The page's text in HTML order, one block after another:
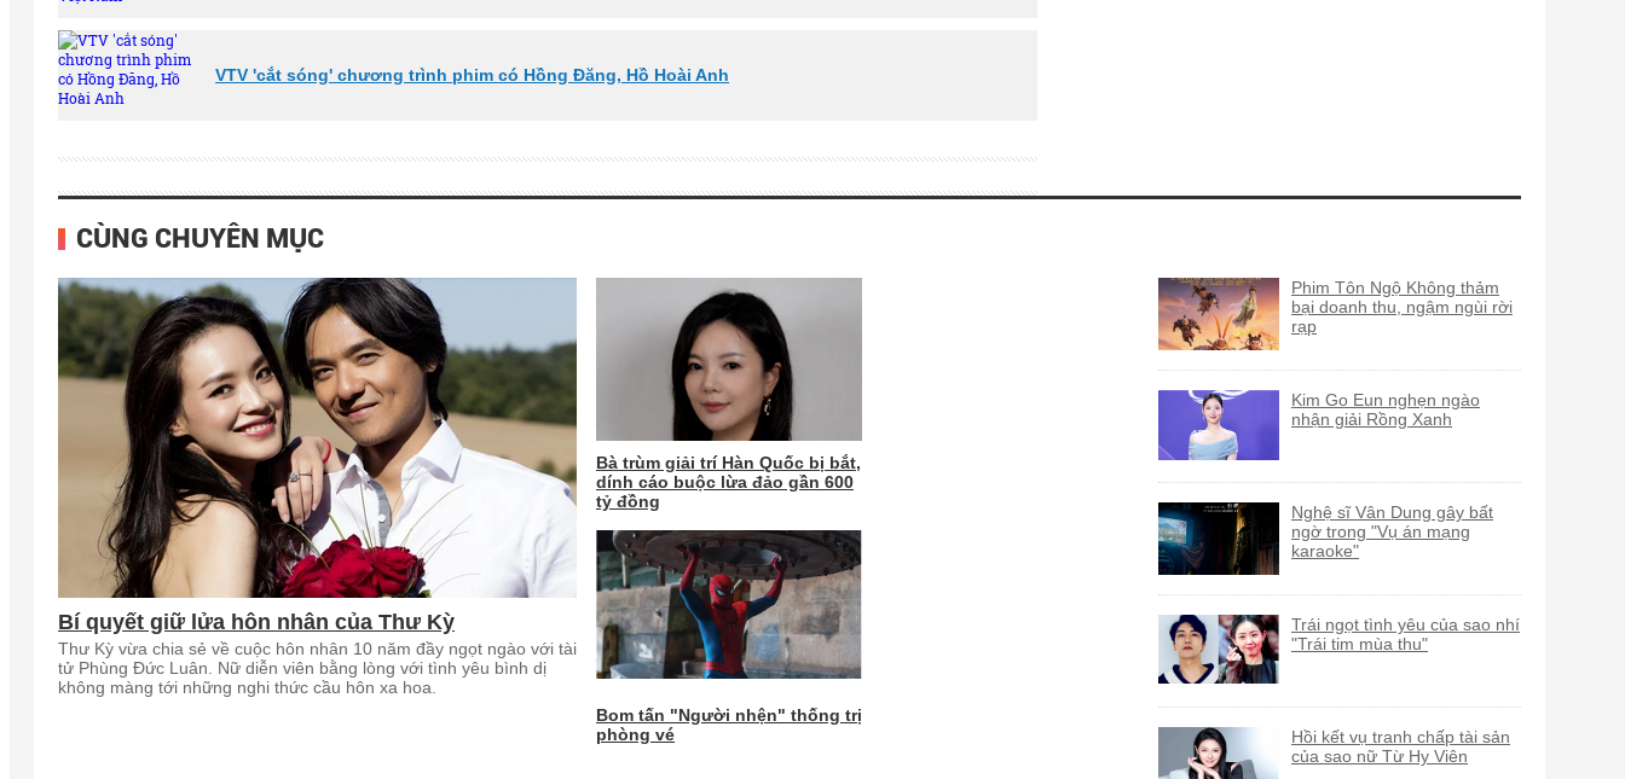
VTV 'cắt sóng' chương trình phim có Hồng Đăng, Hồ Hoài Anh
CÙNG CHUYÊN MỤC
Bí quyết giữ lửa hôn nhân của Thư Kỳ
Thư Kỳ vừa chia sẻ về cuộc hôn nhân 10 năm đầy ngọt ngào với tài
tử Phùng Đức Luân. Nữ diễn viên bằng lòng với tình yêu bình dị
không màng tới những nghi thức cầu hôn xa hoa.
Bà trùm giải trí Hàn Quốc bị bắt,
dính cáo buộc lừa đảo gần 600
tỷ đồng
Bom tấn "Người nhện" thống trị
phòng vé
Phim Tôn Ngộ Không thảm
bại doanh thu, ngậm ngùi rời
rạp
Kim Go Eun nghẹn ngào
nhận giải Rồng Xanh
Nghệ sĩ Vân Dung gây bất
ngờ trong "Vụ án mạng
karaoke"
Trái ngọt tình yêu của sao nhí
"Trái tim mùa thu"
Hồi kết vụ tranh chấp tài sản
của sao nữ Từ Hy Viên